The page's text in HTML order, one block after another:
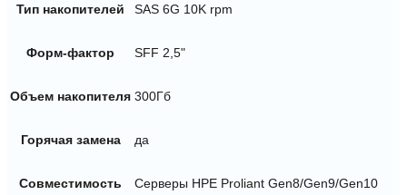
Тип накопителей SAS 6G 10K rpm
Форм-фактор SFF 2,5"
Объем накопителя 300Гб
Горячая замена да
Совместимость Серверы HPE Proliant Gen8/Gen9/Gen10